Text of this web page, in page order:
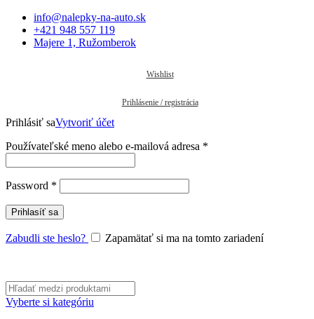
info@nalepky-na-auto.sk
+421 948 557 119
Majere 1, Ružomberok
Wishlist
Prihlásenie / registrácia
Prihlásiť saVytvoriť účet
Používateľské meno alebo e-mailová adresa *
Password *
Prihlasíť sa
Zabudli ste heslo? Zapamätať si ma na tomto zariadení
Vyberte si kategóriu